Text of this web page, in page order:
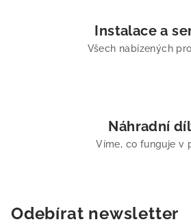
Instalace a
Všech nabízených
Náhradní
Víme, co funguje v
Odebírat newsletter